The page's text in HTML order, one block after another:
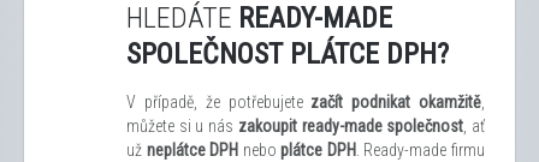
HLEDÁTE READY-MADE
SPOLEČNOST PLÁTCE DPH?
V případě, že potřebujete začít podnikat okamžitě
můžete si u nás zakoupit ready-made ​​společnost , ať
už neplátce DPH neboplátce DPH . Ready-made ​​firmu